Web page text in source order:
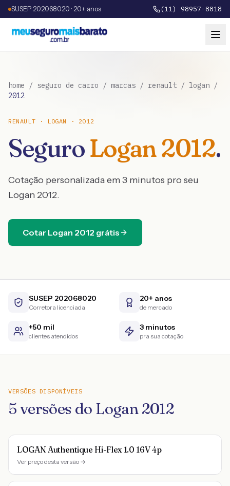
SUSEP 202068020 · 20+ anos (11) 98957-8818
home / seguro de carro / marcas / renault / logan /
2012
RENAULT · LOGAN · 2012
SeguroLogan2012.
Cotação personalizada em 3 minutos pro seu
Logan 2012.
Cotar Logan 2012 grátis
SUSEP 202068020
Corretora licenciada
20+ anos
de mercado
+50 mil
clientes atendidos
3 minutos
pra sua cotação
VERSÕES DISPONÍVEIS
5versões do Logan 2012
LOGAN Authentique Hi-Flex 1.0 16V 4p
Ver preço desta versão →